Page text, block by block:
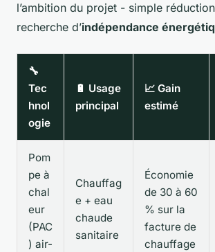
l’ambition du projet - simple
recherche d’indépendance
🔧
Tec
hnol
ogie
🔋 Usage
principal
📈 Gain
estimé
Pom
pe à
chal
eur
(PAC
) air-
Chauffag
e + eau
chaude
sanitaire
Économie
de 30 à 60
% sur la
facture de
chauffage